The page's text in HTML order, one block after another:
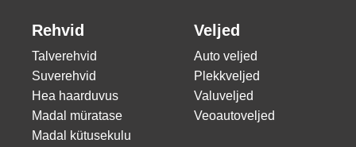
Rehvid
Talverehvid
Suverehvid
Hea haarduvus
Madal müratase
Madal kütusekulu
Veljed
Auto veljed
Plekkveljed
Valuveljed
Veoautoveljed